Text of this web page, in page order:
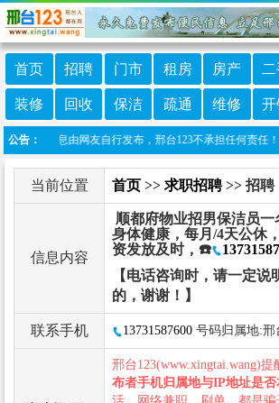
首页 招聘 门市 租房 房产
装修 回收 保洁 疏通 维修 开
公告：
本栏目信息由网友自行发布，邢台123不承担任何责任
当前位置 首页 >> 求职招聘>> 招聘
信息内容
顺都府物业招男保洁员一
身体健康，每月/4天公休
资发放及时，☎️
【电话咨询时，请一定说
的，谢谢！】
联系手机 13731587600 号码归属地:邢
邢台123(www.xingtai.wang)提
布者手机归属地与IP地址是否